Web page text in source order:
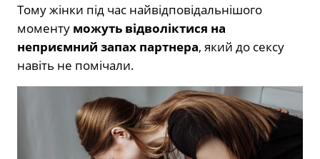
Тому жінки під час найвідповідальнішого
моменту можуть відволіктися на
неприємний запах партнера, який до сексу
навіть не помічали.